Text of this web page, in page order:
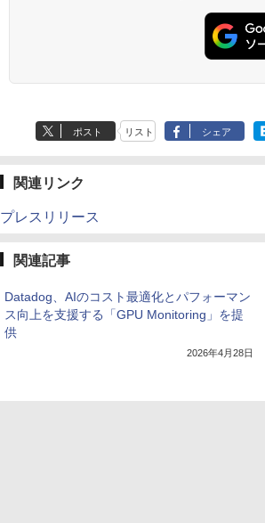
ポスト リスト シェア
関連リンク
プレスリリース
関連記事
Datadog、AIのコスト最適化とパフォーマン
ス向上を支援する「GPU Monitoring」を提
供
2026年4月28日